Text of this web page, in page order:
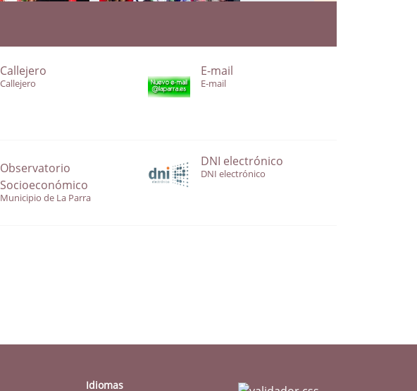
Callejero
Callejero
E-mail
E-mail
Observatorio
Socioeconómico
Municipio de La Parra
DNI electrónico
DNI electrónico
Idiomas